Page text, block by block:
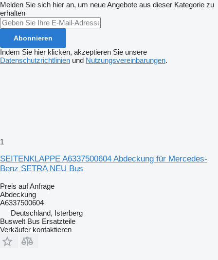
Melden Sie sich hier an, um neue Angebote aus dieser Kategorie zu
erhalten
Abonnieren
Indem Sie hier klicken, akzeptieren Sie unsere
Datenschutzrichtlinien und Nutzungsvereinbarungen.
1
SEITENKLAPPE A6337500604 Abdeckung für Mercedes-
Benz SETRA NEU Bus
Preis auf Anfrage
Abdeckung
A6337500604
Deutschland, Isterberg
Buswelt Bus Ersatzteile
Verkäufer kontaktieren